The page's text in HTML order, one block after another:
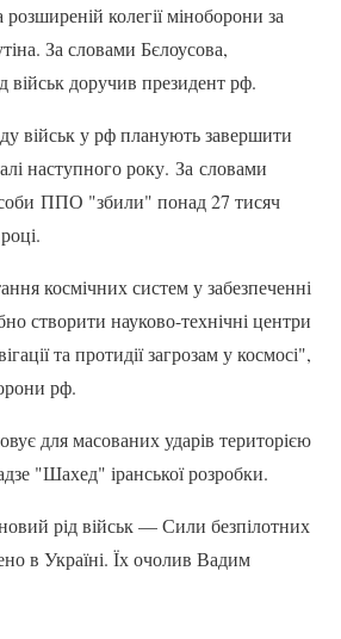
колегії міноборони за
За словами Бєлоусова,
військ доручив президент рф.
військ у рф планують завершити
наступного року. За словами
ППО "збили" понад 27 тисяч
космічних систем у забезпеченні
створити науково-технічні центри
та протидії загрозам у космосі",
рф.
для масованих ударів територією
"Шахед" іранської розробки.
рід військ — Сили безпілотних
в Україні. Їх очолив Вадим